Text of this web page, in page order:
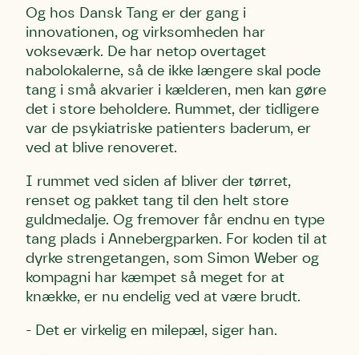
Og hos Dansk Tang er der gang i
innovationen, og virksomheden har
vokseværk. De har netop overtaget
nabolokalerne, så de ikke længere skal pode
tang i små akvarier i kælderen, men kan gøre
det i store beholdere. Rummet, der tidligere
var de psykiatriske patienters baderum, er
ved at blive renoveret.
I rummet ved siden af bliver der tørret,
renset og pakket tang til den helt store
guldmedalje. Og fremover får endnu en type
tang plads i Annebergparken. For koden til at
dyrke strengetangen, som Simon Weber og
kompagni har kæmpet så meget for at
knække, er nu endelig ved at være brudt.
- Det er virkelig en milepæl, siger han.